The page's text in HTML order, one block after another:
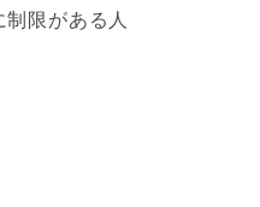
限がある人